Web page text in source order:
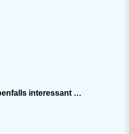
interessant …